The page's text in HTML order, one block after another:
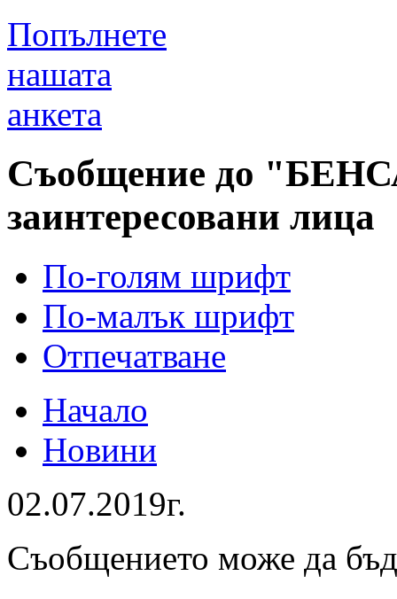
Попълнете
нашата
анкета
Съобщение до
заинтересовани лица
По-голям шрифт
По-малък шрифт
Отпечатване
Начало
Новини
02.07.2019г.
Съобщението може да